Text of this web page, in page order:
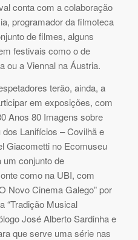
conta com a colaboração
programador da filmoteca
de filmes, alguns
festivais como o de
ou a Viennal na Áustria.
terão, ainda, a
em exposições, com
Anos 80 Imagens sobre
Lanifícios – Covilhã e
Giacometti no Ecomuseu
conjunto de
como na UBI, com
Novo Cinema Galego” por
“Tradição Musical
José Alberto Sardinha e
que serve uma série nas